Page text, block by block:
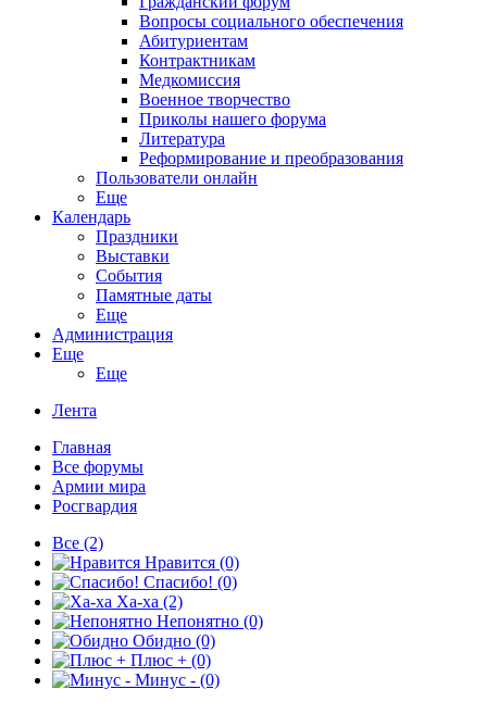
Вопросы социального обеспечения
Абитуриентам
Контрактникам
Медкомиссия
Военное творчество
Приколы нашего форума
Литература
Реформирование и преобразования
Пользователи онлайн
Еще
Календарь
Праздники
Выставки
События
Памятные даты
Еще
Администрация
Еще
Еще
Лента
Главная
Все форумы
Армии мира
Росгвардия
Все (2)
Нравится (0)
Спасибо! (0)
Ха-ха (2)
Непонятно (0)
Обидно (0)
Плюс + (0)
Минус - (0)